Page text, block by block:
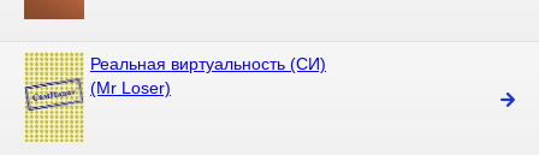
Реальная виртуальность (СИ)
(Mr Loser)